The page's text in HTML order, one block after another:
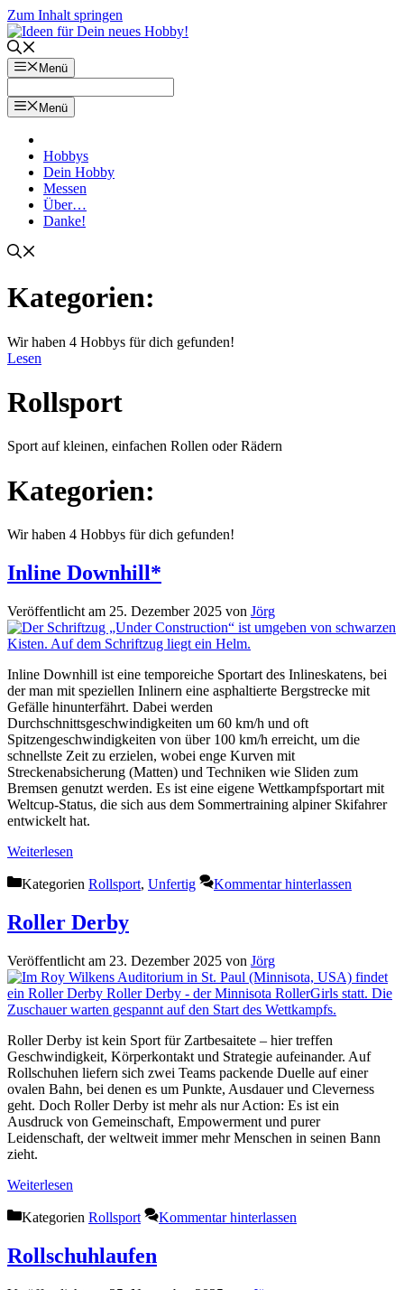
Zum Inhalt springen
Menü
Menü
Hobbys
Dein Hobby
Messen
Über…
Danke!
Kategorien:
Wir haben 4 Hobbys für dich gefunden!
Lesen
Rollsport
Sport auf kleinen, einfachen Rollen oder Rädern
Kategorien:
Wir haben 4 Hobbys für dich gefunden!
Inline Downhill*
Veröffentlicht am 25. Dezember 2025 von Jörg
Inline Downhill ist eine temporeiche Sportart des Inlineskatens, bei
der man mit speziellen Inlinern eine asphaltierte Bergstrecke mit
Gefälle hinunterfährt. Dabei werden
Durchschnittsgeschwindigkeiten um 60 km/h und oft
Spitzengeschwindigkeiten von über 100 km/h erreicht, um die
schnellste Zeit zu erzielen, wobei enge Kurven mit
Streckenabsicherung (Matten) und Techniken wie Sliden zum
Bremsen genutzt werden. Es ist eine eigene Wettkampfsportart mit
Weltcup-Status, die sich aus dem Sommertraining alpiner Skifahrer
entwickelt hat.
Weiterlesen
Kategorien Rollsport, Unfertig Kommentar hinterlassen
Roller Derby
Veröffentlicht am 23. Dezember 2025 von Jörg
Roller Derby ist kein Sport für Zartbesaitete – hier treffen
Geschwindigkeit, Körperkontakt und Strategie aufeinander. Auf
Rollschuhen liefern sich zwei Teams packende Duelle auf einer
ovalen Bahn, bei denen es um Punkte, Ausdauer und Cleverness
geht. Doch Roller Derby ist mehr als nur Action: Es ist ein
Ausdruck von Gemeinschaft, Empowerment und purer
Leidenschaft, der weltweit immer mehr Menschen in seinen Bann
zieht.
Weiterlesen
Kategorien Rollsport Kommentar hinterlassen
Rollschuhlaufen